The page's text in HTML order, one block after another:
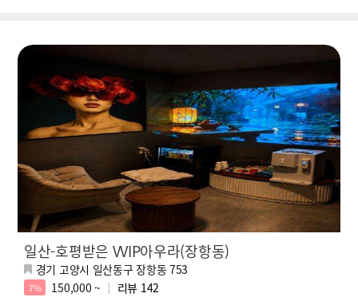
일산-호평받은 VVIP아우라(장항동)
경기 고양시 일산동구 장항동 753
7% 150,000 ~ 리뷰 142